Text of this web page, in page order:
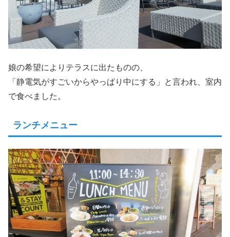
娘の希望によりテラスに出たものの、
「静電気がすごいからやっぱり中にする」と言われ、室内
で食べました。
ランチメニュー